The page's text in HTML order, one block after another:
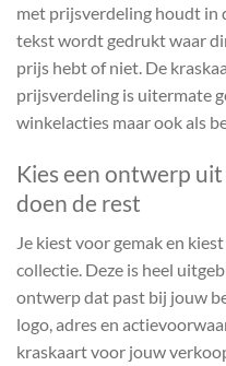
met prijsverdeling houdt in
tekst wordt gedrukt waar
prijs hebt of niet. De
prijsverdeling is uitermate
winkelacties maar ook als
Kies een ontwerp
doen de rest
Je kiest voor gemak en
collectie. Deze is heel
ontwerp dat past bij jouw
logo, adres en
kraskaart voor jouw